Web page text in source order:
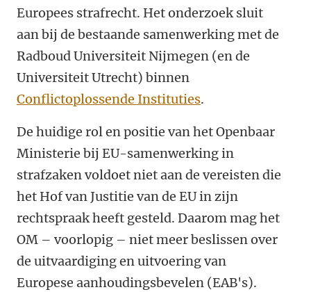
Europees strafrecht. Het onderzoek sluit
aan bij de bestaande samenwerking met de
Radboud Universiteit Nijmegen (en de
Universiteit Utrecht) binnen
Conflictoplossende Instituties.
De huidige rol en positie van het Openbaar
Ministerie bij EU-samenwerking in
strafzaken voldoet niet aan de vereisten die
het Hof van Justitie van de EU in zijn
rechtspraak heeft gesteld. Daarom mag het
OM – voorlopig – niet meer beslissen over
de uitvaardiging en uitvoering van
Europese aanhoudingsbevelen (EAB's).